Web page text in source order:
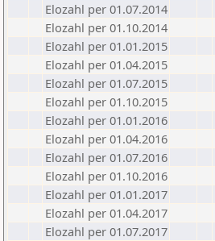
Elozahl per 01.07.2014
Elozahl per 01.10.2014
Elozahl per 01.01.2015
Elozahl per 01.04.2015
Elozahl per 01.07.2015
Elozahl per 01.10.2015
Elozahl per 01.01.2016
Elozahl per 01.04.2016
Elozahl per 01.07.2016
Elozahl per 01.10.2016
Elozahl per 01.01.2017
Elozahl per 01.04.2017
Elozahl per 01.07.2017